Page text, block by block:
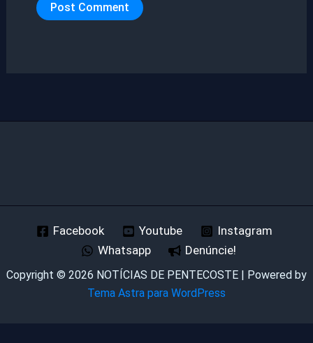
Facebook Youtube
Instagram
Whatsapp
Denúncie!
Copyright © 2026 NOTÍCIAS DE PENTECOSTE | Powered by
Tema Astra para WordPress